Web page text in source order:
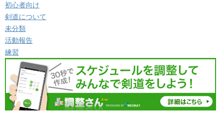
初心者向け
剣道について
未分類
活動報告
練習